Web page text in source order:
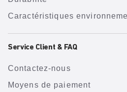
Caractéristiques
Service Client & FAQ
Contactez-nous
Moyens de paiement